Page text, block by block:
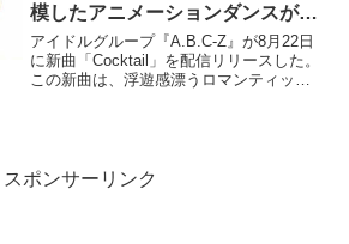
模したアニメーションダンスが見
どころ
アイドルグループ『A.B.C-Z』が8月22日
に新曲「Cocktail」を配信リリースした。
この新曲は、浮遊感漂うロマンティック
スポンサーリンク